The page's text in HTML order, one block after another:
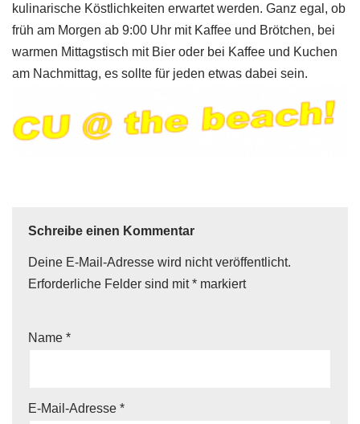
kulinarische Köstlichkeiten erwartet werden. Ganz egal, ob
früh am Morgen ab 9:00 Uhr mit Kaffee und Brötchen, bei
warmen Mittagstisch mit Bier oder bei Kaffee und Kuchen
am Nachmittag, es sollte für jeden etwas dabei sein.
Schreibe einen Kommentar
Deine E-Mail-Adresse wird nicht veröffentlicht.
Erforderliche Felder sind mit* markiert
Name *
E-Mail-Adresse *